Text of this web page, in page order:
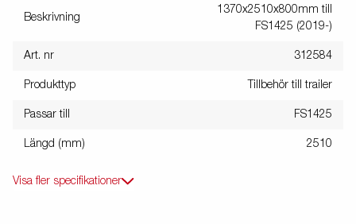
Beskrivning
1370x2510x800mm till
FS1425 (2019-)
Art. nr 312584
Produkttyp Tillbehör till trailer
Passar till FS1425
Längd (mm) 2510
Visa fler specifikationer